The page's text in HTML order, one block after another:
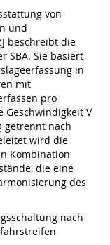
von
und
beschreibt die
SBA. Sie basiert
in
mit
pro
V
getrennt nach
wird die
Kombination
die eine
des
nach